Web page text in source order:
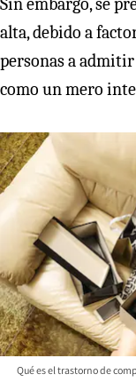
alta, debido a
personas a
como un mero
Qué es el trastorno de